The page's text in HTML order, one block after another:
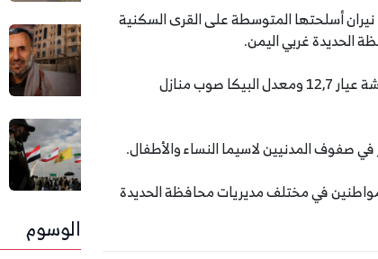
مليشيا الحوثي المدعومة من إيران، الخميس 6 أغسطس 2020، نيران أسلحتها المتوسطة على القرى السكنية
الحديدة غربي اليمن.
وقالت مصادر محلية، إن المليشيا الحوثية أطلقت نيران أسلحتها الرشاشة عيار 12,7 ومعدل البيكا صوب منازل
صفوف المدنيين لاسيما النساء والأطفال.
في مختلف مديريات محافظة الحديدة
الوسوم